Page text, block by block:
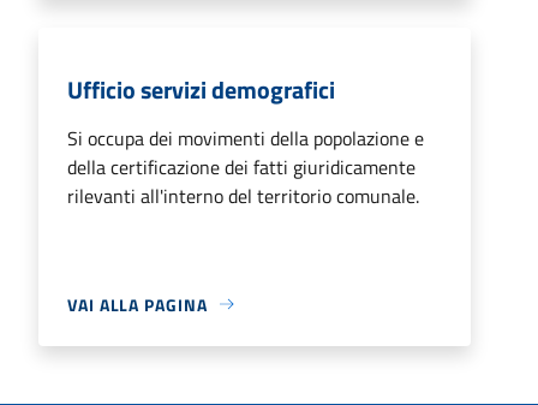
Ufficio servizi demografici
Si occupa dei movimenti della popolazione e
della certificazione dei fatti giuridicamente
rilevanti all'interno del territorio comunale.
VAI ALLA PAGINA